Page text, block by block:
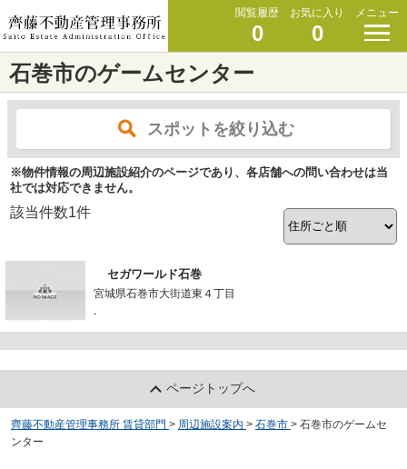
閲覧履歴
0
お気に入り
0
メニュー
石巻市のゲームセンター
スポットを絞り込む
※物件情報の周辺施設紹介のページであり、各店舗への問い合わせは当
社では対応できません。
該当件数1件
セガワールド石巻
宮城県石巻市大街道東４丁目
-
ページトップへ
齊藤不動産管理事務所 賃貸部門 > 周辺施設案内 > 石巻市 > 石巻市のゲームセ
ンター